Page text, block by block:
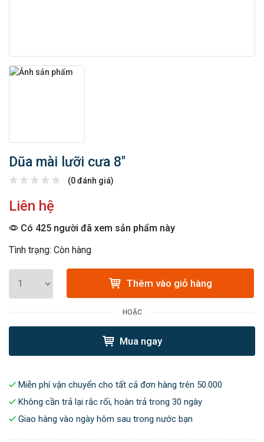
Dũa mài lưỡi cưa 8″
(0 đánh giá)
Liên hệ
Có 425 người đã xem sản phẩm này
Tình trạng: Còn hàng
Thêm vào giỏ hàng
HOẶC
Mua ngay
Miễn phí vận chuyển cho tất cả đơn hàng trên 50.000
Không cần trả lại rắc rối, hoàn trả trong 30 ngày
Giao hàng vào ngày hôm sau trong nước bạn